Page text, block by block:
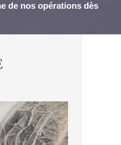
de nos opérations dès